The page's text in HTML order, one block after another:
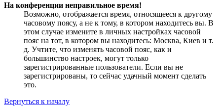
На конференции неправильное время!
Возможно, отображается время, относящееся к другому
часовому поясу, а не к тому, в котором находитесь вы. В
этом случае измените в личных настройках часовой
пояс на тот, в котором вы находитесь: Москва, Киев и т.
д. Учтите, что изменять часовой пояс, как и
большинство настроек, могут только
зарегистрированные пользователи. Если вы не
зарегистрированы, то сейчас удачный момент сделать
это.
Вернуться к началу